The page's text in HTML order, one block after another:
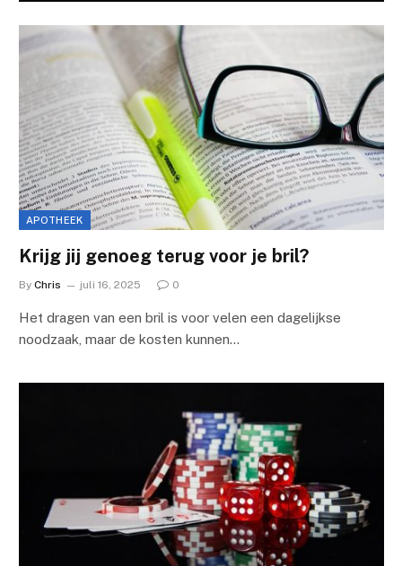
APOTHEEK
Krijg jij genoeg terug voor je bril?
By Chris juli 16, 2025 0
Het dragen van een bril is voor velen een dagelijkse
noodzaak, maar de kosten kunnen…